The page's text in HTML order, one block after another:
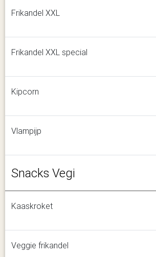
Frikandel XXL
Frikandel XXL special
Kipcorn
Vlampijp
Snacks Vegi
Kaaskroket
Veggie frikandel